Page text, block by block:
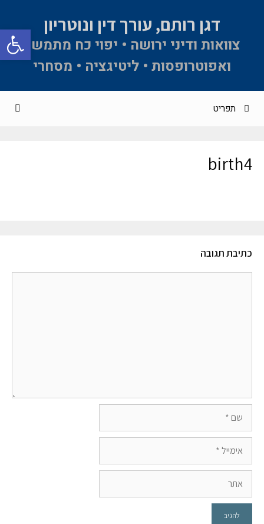
פתח דגן רותם, עורך דין ונוטריון
צוואות ודיני ירושה • יפוי כח מתמשך
ואפוטרופסות • ליטיגציה • מסחרי
תפריט
birth4
כתיבת תגובה